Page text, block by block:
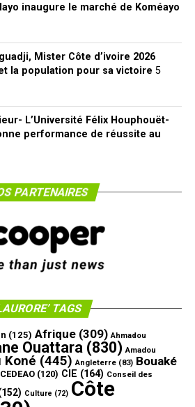
inaugure le marché de Koméayo
Mister Côte d’ivoire 2026
la population pour sa victoire 5
L’Université Félix Houphouët-
performance de réussite au
PARTENAIRES
TAGS
(125) Afrique(309) Ahmadou
Ouattara (830) Amadou
Koné (445) Angleterre(83) Bouaké
CEDEAO(120) CIE (164) Conseil des
Culture (72) Côte